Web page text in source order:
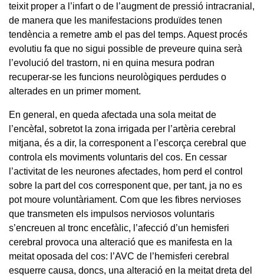
teixit proper a l’infart o de l’augment de pressió intracranial,
de manera que les manifestacions produïdes tenen
tendència a remetre amb el pas del temps. Aquest procés
evolutiu fa que no sigui possible de preveure quina serà
l’evolució del trastorn, ni en quina mesura podran
recuperar-se les funcions neurològiques perdudes o
alterades en un primer moment.
En general, en queda afectada una sola meitat de
l’encèfal, sobretot la zona irrigada per l’artèria cerebral
mitjana, és a dir, la corresponent a l’escorça cerebral que
controla els moviments voluntaris del cos. En cessar
l’activitat de les neurones afectades, hom perd el control
sobre la part del cos corresponent que, per tant, ja no es
pot moure voluntàriament. Com que les fibres nervioses
que transmeten els impulsos nerviosos voluntaris
s’encreuen al tronc encefàlic, l’afecció d’un hemisferi
cerebral provoca una alteració que es manifesta en la
meitat oposada del cos: l’AVC de l’hemisferi cerebral
esquerre causa, doncs, una alteració en la meitat dreta del